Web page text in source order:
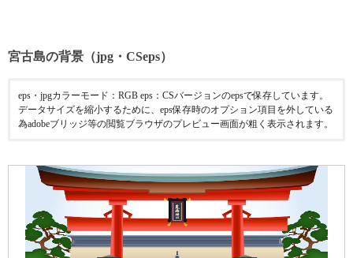
宮古島の背景（jpg・CSeps）
eps・jpgカラーモード：RGB eps：CSバージョンのepsで保存しています。
データサイズを縮小するために、eps保存時のオプション項目を外している
為adobeブリッジ等の閲覧ブラウザのプレビュー画面が粗く表示されます。